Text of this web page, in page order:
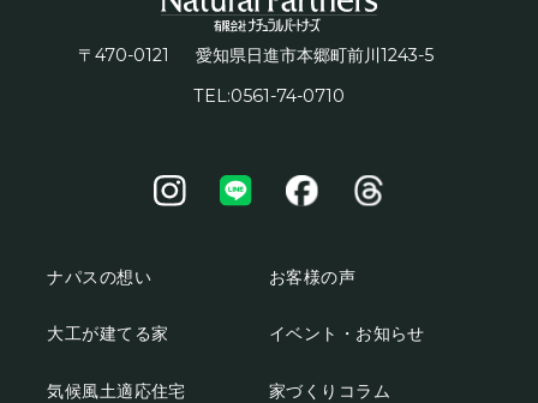
〒470-0121 愛知県日進市本郷町前川 1243-5
TEL:0561-74-0710
ナパスの想い
大工が建てる家
気候風土適応住宅
お客様の声
イベント・お知らせ
家づくりコラム